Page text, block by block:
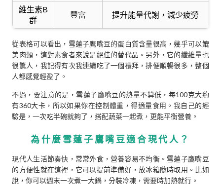
維生素B
群
豐富 提升能量代謝，減少疲勞
從表格可以看出，雪蓮子鷹嘴豆的蛋白質含量很高，幾乎可以媲
美肉類，這對素食者來說是絕佳的替代品。另外，它的纖維量也
很驚人，我記得有次我連續吃了一個禮拜，排便順暢很多，整個
人都感覺輕盈了。
不過，要注意的是，雪蓮子鷹嘴豆的熱量不算低，每100克大約
有360大卡，所以如果你在控制體重，得適量食用。我自己的經
驗是，一次吃半碗就夠了，搭配蔬菜一起煮，更能平衡營養。
為什麼雪蓮子鷹嘴豆適合現代人？
現代人生活節奏快，常常外食，營養容易不均衡。雪蓮子鷹嘴豆
的方便性就在這裡，它可以提前準備好，放冰箱隨時取用。比如
說，你可以週末一次煮一大鍋，分裝冷凍，需要時加熱就行。